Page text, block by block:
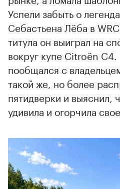
Успели забыть о
Себастьена Лёба в
титула он выиграл на
вокруг купе Citroёn
пообщался с
такой же, но более
пятидверки и выяснил,
удивила и огорчила